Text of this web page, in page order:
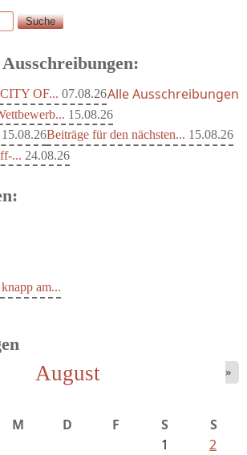
OF... 07.08.26
15.08.26
15.08.26Beiträge für den nächsten... 15.08.26
... 24.08.26
Alle Ausschreibungen
am...
August »
M D F S
S
1
2